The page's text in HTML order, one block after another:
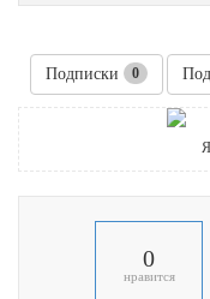
Подписки 0
0
нравится